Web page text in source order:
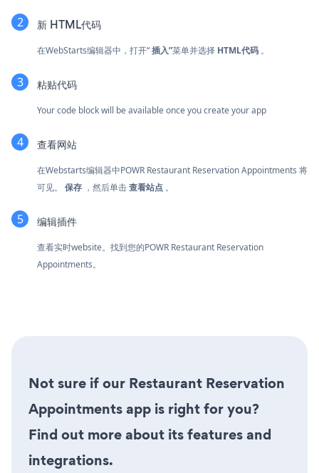
新 HTML代码
在WebStarts编辑器中，打开“插入”菜单并选择 HTML代码 。
粘贴代码
Your code block will be available once you create your app
查看网站
在Webstarts编辑器中POWR Restaurant Reservation Appointments 将
可见。 保存 ，然后单击查看站点 。
编辑插件
查看实时website。找到您的POWR Restaurant Reservation
Appointments。
Not sure if our Restaurant Reservation
Appointments app is right for you?
Find out more about its features and
integrations.